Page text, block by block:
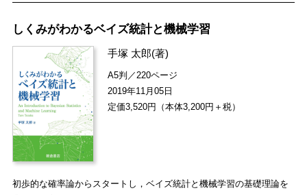
しくみがわかるベイズ統計と機械学習
手塚 太郎(著)
A5判／220ページ
2019年11月05日
定価3,520円（本体3,200円＋税）
初歩的な確率論からスタートし，ベイズ統計と機械学習の基礎理論を